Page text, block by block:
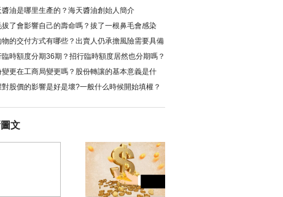
油是哪里生產的？海天醬油創始人簡介
了會影響自己的壽命嗎？拔了一根鼻毛會感染
的交付方式有哪些？出賣人仍承擔風險需要具備
是什么？
時額度分期36期？招行臨時額度居然也分期嗎？
變更在工商局變更嗎？股份轉讓的基本意義是什
股價的影響是好是壞?一般什么時候開始填權？
文